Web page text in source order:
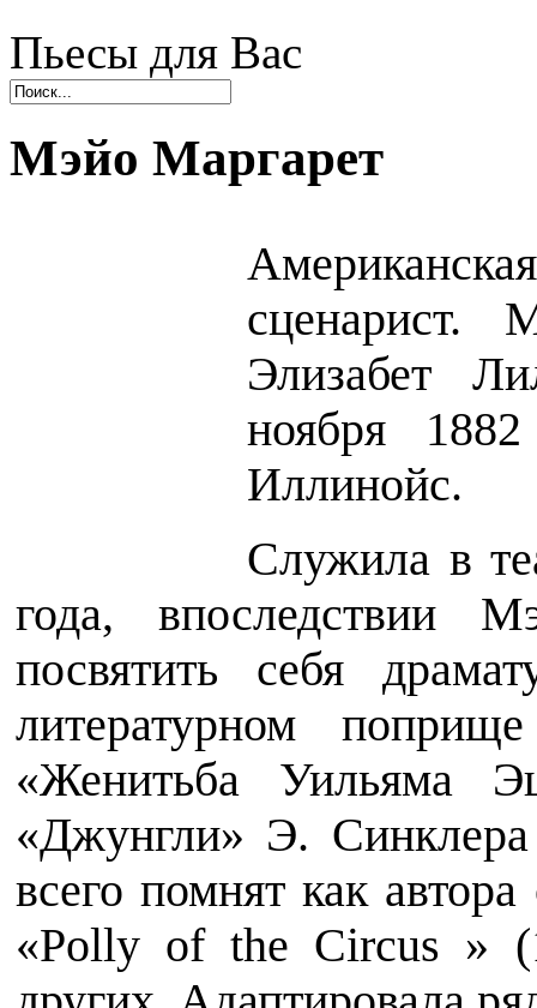
Пьесы для Вас
Мэйо Маргарет
сценарист.
Элизабет
ноября
Иллинойс.
Служила в
года, впоследствии
посвятить себя
литературном
«Женитьба
«Джунгли» Э.
всего помнят как
«Polly of the Circus »